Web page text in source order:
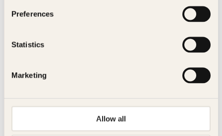
Preferences
Statistics
Marketing
Allow all
Kontakt oss
Kundeservice nettbutikk
kundeservice@kagge.no
23 11 82 80